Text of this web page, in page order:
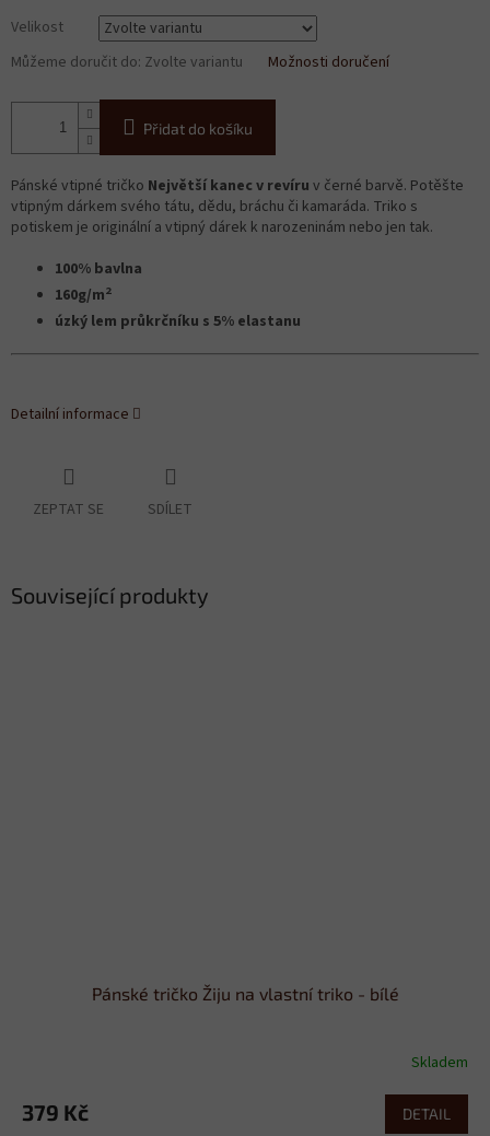
cena:
Velikost
Můžeme doručit do: Zvolte variantu Možnosti doručení
Přidat do košíku
Pánské vtipné tričko Největší kanec v revíru v černé barvě. Potěšte
vtipným dárkem svého tátu, dědu, bráchu či kamaráda. Triko s
potiskem je originální a vtipný dárek k narozeninám nebo jen tak.
100% bavlna
160g/m2
úzký lem průkrčníku s 5% elastanu
Detailní informace
ZEPTAT SE SDÍLET
Související produkty
Pánské tričko Žiju na vlastní triko - bílé
Skladem
379 Kč DETAIL